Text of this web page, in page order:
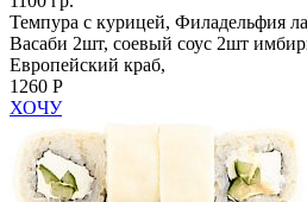
Темпура с курицей, Филадельфия
Васаби 2шт, соевый соус 2шт
Европейский краб,
1260 Р
ХОЧУ